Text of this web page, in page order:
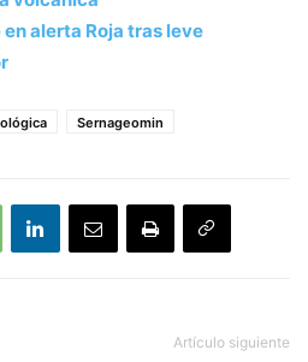
alerta Roja tras leve
Sernageomin
Artículo siguiente